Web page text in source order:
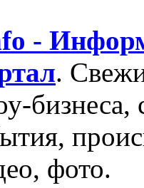
-
.
бизнеса,
фото.